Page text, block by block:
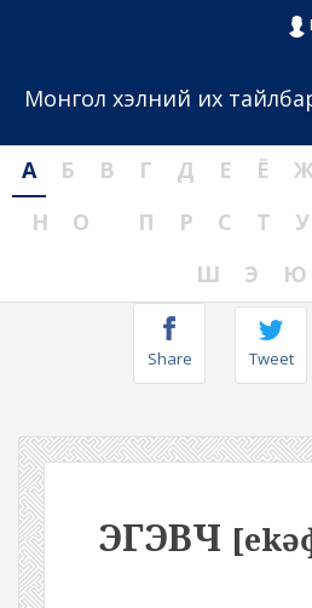
Монгол хэлний их
А Б В Г Д Е Ё
Н
О П Р С Т У
Ш
Э Ю
Share Tweet
ЭГЭВЧ